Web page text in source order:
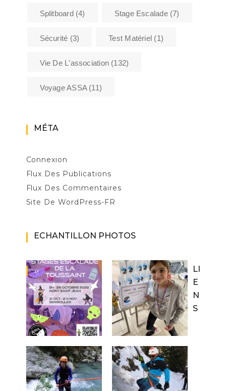
Splitboard(4) Stage Escalade(7)
Sécurité (3) Test Matériel (1)
Vie De L'association (132)
Voyage ASSA(11)
MÉTA
Connexion
Flux Des Publications
Flux Des Commentaires
Site De WordPress-FR
ECHANTILLON PHOTOS
LI
E
N
S